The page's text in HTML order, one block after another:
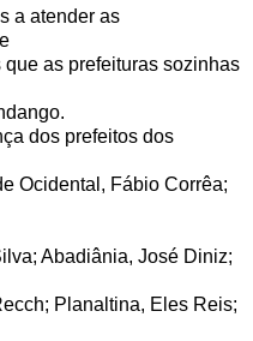
a atender as
as prefeituras sozinhas
dos prefeitos dos
Ocidental, Fábio Corrêa;
Abadiânia, José Diniz;
Planaltina, Eles Reis;